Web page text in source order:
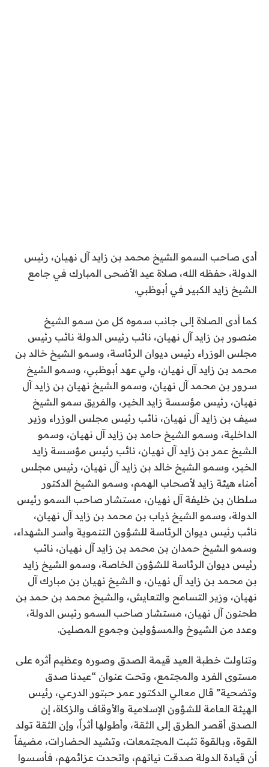
أدى صاحب السمو الشيخ محمد بن زايد آل نهيان، رئيس
الدولة، حفظه الله، صلاة عيد الأضحى المبارك في جامع
الشيخ زايد الكبير في أبوظبي.
كما أدى الصلاة إلى جانب سموه كل من سمو الشيخ
منصور بن زايد آل نهيان، نائب رئيس الدولة نائب رئيس
مجلس الوزراء رئيس ديوان الرئاسة، وسمو الشيخ خالد بن
محمد بن زايد آل نهيان، ولي عهد أبوظبي، وسمو الشيخ
سرور بن محمد آل نهيان، وسمو الشيخ نهيان بن زايد آل
نهيان، رئيس مؤسسة زايد الخير، والفريق سمو الشيخ
سيف بن زايد آل نهيان، نائب رئيس مجلس الوزراء وزير
الداخلية، وسمو الشيخ حامد بن زايد آل نهيان، وسمو
الشيخ عمر بن زايد آل نهيان، نائب رئيس مؤسسة زايد
الخير، وسمو الشيخ خالد بن زايد آل نهيان، رئيس مجلس
أمناء هيئة زايد لأصحاب الهمم، وسمو الشيخ الدكتور
سلطان بن خليفة آل نهيان، مستشار صاحب السمو رئيس
الدولة، وسمو الشيخ ذياب بن محمد بن زايد آل نهيان،
نائب رئيس ديوان الرئاسة للشؤون التنموية وأسر الشهداء،
وسمو الشيخ حمدان بن محمد بن زايد آل نهيان، نائب
رئيس ديوان الرئاسة للشؤون الخاصة، وسمو الشيخ زايد
بن محمد بن زايد آل نهيان، و الشيخ نهيان بن مبارك آل
نهيان، وزير التسامح والتعايش، والشيخ محمد بن حمد بن
طحنون آل نهيان، مستشار صاحب السمو رئيس الدولة،
وعدد من الشيوخ والمسؤولين وجموع المصلين.
وتناولت خطبة العيد قيمة الصدق وصوره وعظيم أثره على
مستوى الفرد والمجتمع، وتحت عنوان “عيدنا صدق
وتضحية” قال معالي الدكتور عمر حبتور الدرعي، رئيس
الهيئة العامة للشؤون الإسلامية والأوقاف والزكاة، إن
الصدق أقصر الطرق إلى الثقة، وأطولها أثراً، وإن الثقة تولد
القوة، وبالقوة تثبت المجتمعات، وتشيد الحضارات، مضيفاً
أن قيادة الدولة صدقت نياتهم، واتحدت عزائمهم، فأسسوا